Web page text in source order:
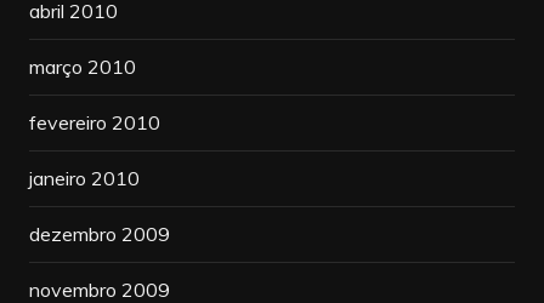
abril 2010
março 2010
fevereiro 2010
janeiro 2010
dezembro 2009
novembro 2009